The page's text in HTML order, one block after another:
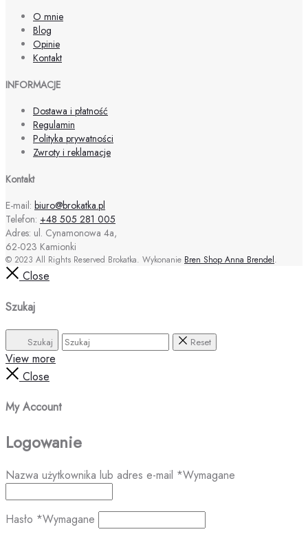
O mnie
Blog
Opinie
Kontakt
INFORMACJE
Dostawa i płatność
Regulamin
Polityka prywatności
Zwroty i reklamacje
Kontakt
E-mail: biuro@brokatka.pl
Telefon: +48 505 281 005
Adres: ul. Cynamonowa 4a,
62-023 Kamionki
© 2023 All Rights Reserved Brokatka. Wykonanie Bren Shop Anna Brendel.
Close
Szukaj
Szukaj Reset
View more
Close
My Account
Logowanie
Nazwa użytkownika lub adres e-mail *Wymagane
Hasło *Wymagane